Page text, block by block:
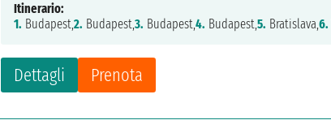
Dettagli Prenota
Itinerario:
1. Budapest,2. Budapest,3. Budapest,4. Budapest,5. Bratislava,6.